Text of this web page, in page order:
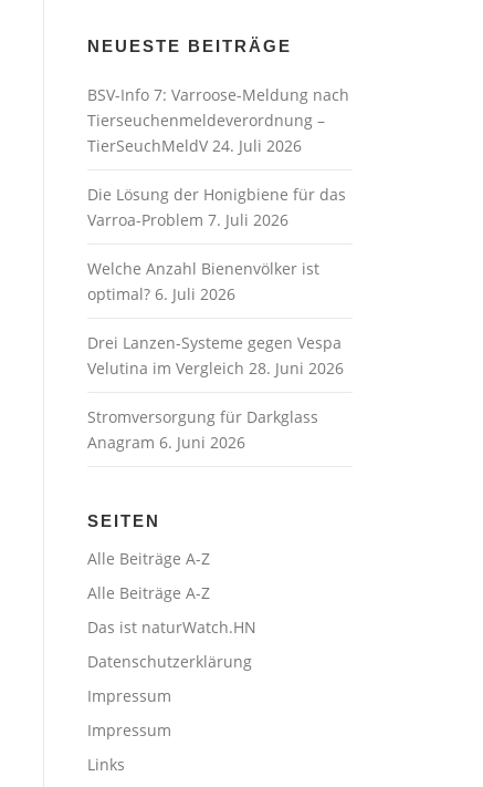
NEUESTE BEITRÄGE
BSV-Info 7: Varroose-Meldung nach
Tierseuchenmeldeverordnung –
TierSeuchMeldV 24. Juli 2026
Die Lösung der Honigbiene für das
Varroa-Problem 7. Juli 2026
Welche Anzahl Bienenvölker ist
optimal? 6. Juli 2026
Drei Lanzen-Systeme gegen Vespa
Velutina im Vergleich 28. Juni 2026
Stromversorgung für Darkglass
Anagram 6. Juni 2026
SEITEN
Alle Beiträge A-Z
Alle Beiträge A-Z
Das ist naturWatch.HN
Datenschutzerklärung
Impressum
Impressum
Links